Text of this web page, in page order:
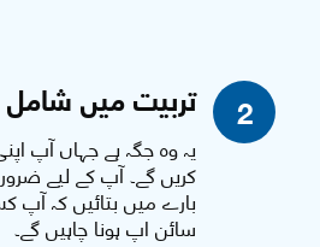
2 تربیت میں
یہ وہ جگہ ہے جہاں آپ
کریں گے۔ آپ کے لیے
بارے میں بتائیں کہ آپ
سائن اپ ہونا چاہیں گے۔